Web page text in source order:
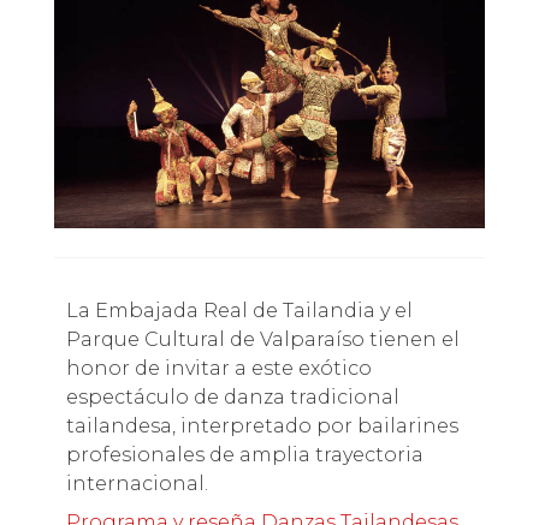
La Embajada Real de Tailandia y el
Parque Cultural de Valparaíso tienen el
honor de invitar a este exótico
espectáculo de danza tradicional
tailandesa, interpretado por bailarines
profesionales de amplia trayectoria
internacional.